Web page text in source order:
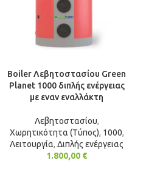
Boiler Λεβητοστασίου Green
Planet 1000 διπλής ενέργειας
με εναν εναλλάκτη
Λεβητοστασίου,
Χωρητικότητα (Τύπος), 1000,
Λειτουργία, Διπλής ενέργειας
1.800,00 €